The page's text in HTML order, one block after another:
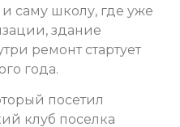
саму школу, где уже
здание
ремонт стартует
года.
посетил
клуб поселка